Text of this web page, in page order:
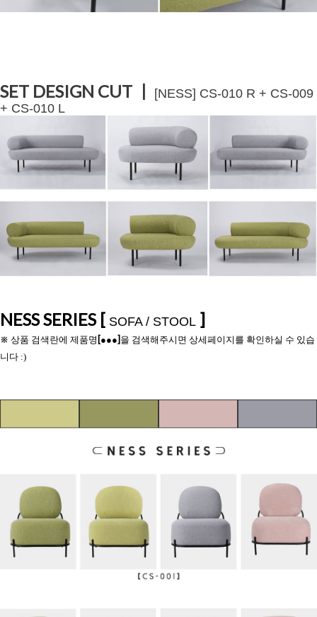
SET DESIGN CUT ㅣ
[NESS] CS-010 R + CS-009
+ CS-010 L
NESS SERIES [ SOFA / STOOL ]
※ 상품 검색란에 제품명 [●●●] 을 검색해주시면 상세페이지를 확인하실 수 있습
니다 :)